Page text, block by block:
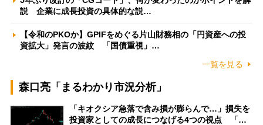
説 企業に成長投資の具体的な説…
【令和のPKOか】GPIFをめぐる片山財務相の「円資産への投
資拡大」発言の波紋 「国債重視」…
一覧を見る
森口亮「まるわかり市況分析」
「キオクシア急落で含み損が膨らんで…」損失を
投資家としての成長につなげる4つの視点 「…